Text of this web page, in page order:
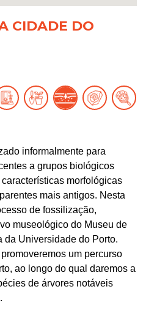
CIDADE DO
informalmente para
a grupos biológicos
morfológicas
mais antigos. Nesta
de fossilização,
museológico do Museu de
da Universidade do Porto.
um percurso
ao longo do qual daremos a
de árvores notáveis